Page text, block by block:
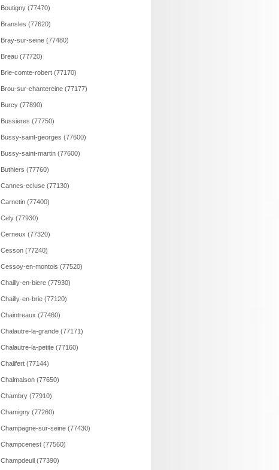
Boutigny (77470)
Bransles (77620)
Bray-sur-seine (77480)
Breau (77720)
Brie-comte-robert (77170)
Brou-sur-chantereine (77177)
Burcy (77890)
Bussieres (77750)
Bussy-saint-georges (77600)
Bussy-saint-martin (77600)
Buthiers (77760)
Cannes-ecluse (77130)
Carnetin (77400)
Cely (77930)
Cerneux (77320)
Cesson (77240)
Cessoy-en-montois (77520)
Chailly-en-biere (77930)
Chailly-en-brie (77120)
Chaintreaux (77460)
Chalautre-la-grande (77171)
Chalautre-la-petite (77160)
Chalifert (77144)
Chalmaison (77650)
Chambry (77910)
Chamigny (77260)
Champagne-sur-seine (77430)
Champcenest (77560)
Champdeuil (77390)